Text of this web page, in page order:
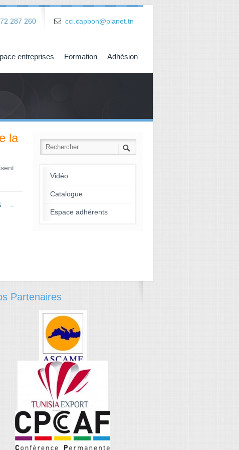
72 287 260 cci.capbon@planet.tn
entreprises Formation Adhésion
la
→
Vidéo
Catalogue
Espace adhérents
Partenaires